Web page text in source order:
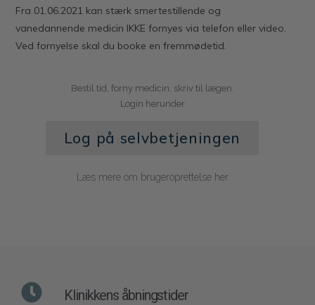
Fra 01.06.2021 kan stærk smertestillende og
vanedannende medicin IKKE fornyes via telefon eller video.
Ved fornyelse skal du booke en fremmødetid.
Bestil tid, forny medicin, skriv til lægen.
Login herunder
Log på selvbetjeningen
Læs mere om brugeroprettelse her
Klinikkens åbningstider